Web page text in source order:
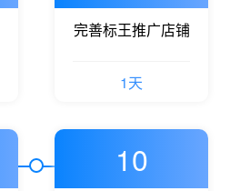
完善标王推广店铺
1天
10